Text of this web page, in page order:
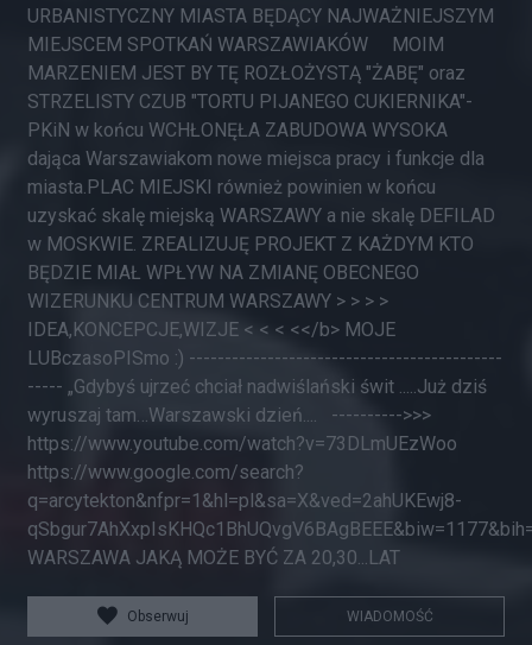
URBANISTYCZNY MIASTA BĘDĄCY NAJWAŻNIEJSZYM
MIEJSCEM SPOTKAŃ WARSZAWIAKÓW MOIM
MARZENIEM JEST BY TĘ ROZŁOŻYSTĄ "ŻABĘ" oraz
STRZELISTY CZUB "TORTU PIJANEGO CUKIERNIKA"-
PKiN w końcu WCHŁONĘŁA ZABUDOWA WYSOKA
dająca Warszawiakom nowe miejsca pracy i funkcje dla
miasta.PLAC MIEJSKI również powinien w końcu
uzyskać skalę miejską WARSZAWY a nie skalę DEFILAD
w MOSKWIE. ZREALIZUJĘ PROJEKT Z KAŻDYM KTO
BĘDZIE MIAŁ WPŁYW NA ZMIANĘ OBECNEGO
WIZERUNKU CENTRUM WARSZAWY > > > >
IDEA,KONCEPCJE,WIZJE < < < <</b> MOJE
LUBczasoPISmo :) --------------------------------------------
----- „Gdybyś ujrzeć chciał nadwiślański świt .....Już dziś
wyruszaj tam…Warszawski dzień.... ---------->>>
https://www.youtube.com/watch?v=73DLmUEzWoo
https://www.google.com/search?
q=arcytekton&nfpr=1&hl=pl&sa=X&ved=2ahUKEwj8-
WARSZAWA JAKĄ MOŻE BYĆ ZA 20,30...LAT
Obserwuj WIADOMOŚĆ